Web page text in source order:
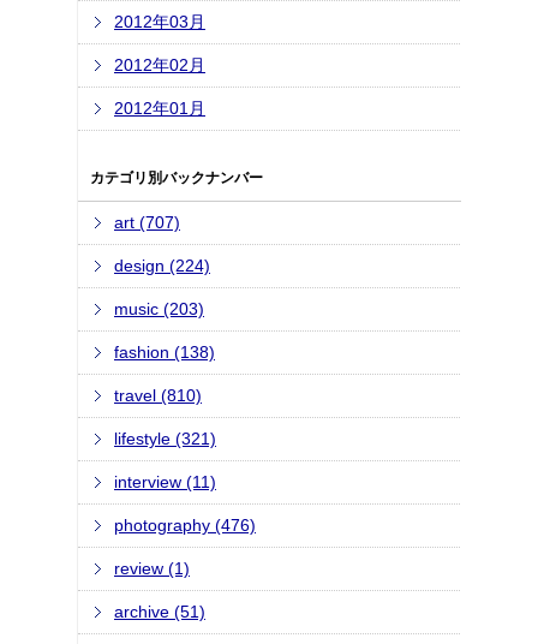
2012年03月
2012年02月
2012年01月
カテゴリ別バックナンバー
art (707)
design (224)
music (203)
fashion (138)
travel (810)
lifestyle (321)
interview (11)
photography (476)
review (1)
archive (51)